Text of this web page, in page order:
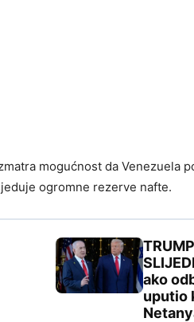
mogućnost da Venezuela
ogromne rezerve nafte.
ako
uputio